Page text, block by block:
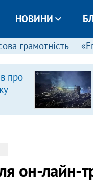
НОВИНИ
грамотність
про
он-лайн-